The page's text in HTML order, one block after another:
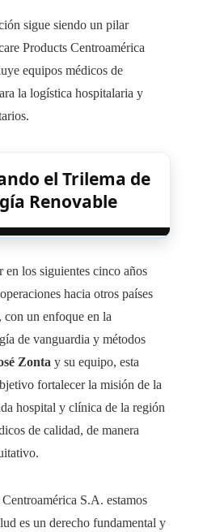
sigue siendo un pilar
Products Centroamérica
equipos médicos de
la logística hospitalaria y
el Trilema de
Renovable
en los siguientes cinco años
hacia otros países
con un enfoque en la
de vanguardia y métodos
Zonta y su equipo, esta
fortalecer la misión de la
hospital y clínica de la región
de calidad, de manera
S.A. estamos
es un derecho fundamental y